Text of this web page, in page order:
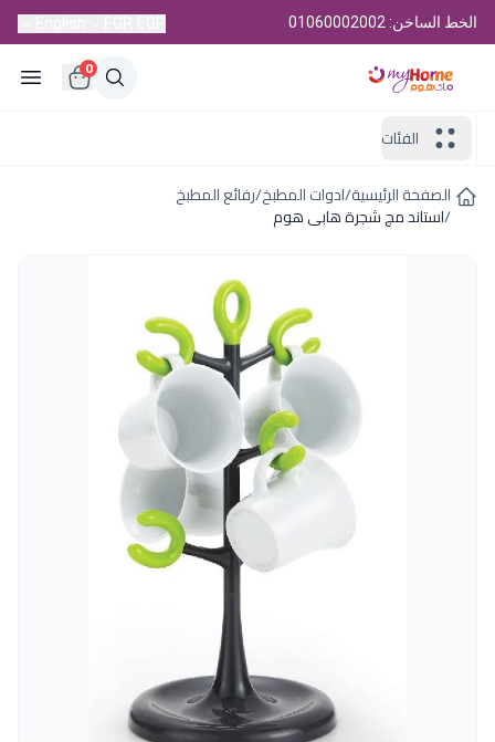
الخط الساخن: 01060002002
0
الفئات
الصفحة الرئيسية/ادوات المطبخ/رفائع المطبخ
/استاند مج شجرة هابى هوم